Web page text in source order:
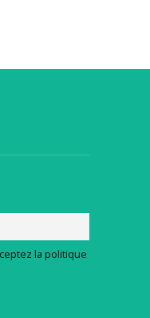
la politique